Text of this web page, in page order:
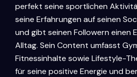
perfekt seine sportlichen
seine Erfahrungen auf seinen
und gibt seinen Followern einen
Alltag. Sein Content umfasst
Fitnessinhalte sowie Lifestyle-
für seine positive Energie und